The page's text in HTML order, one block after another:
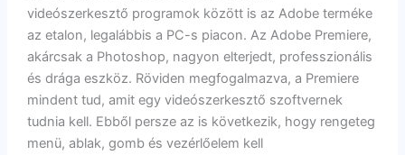
videószerkesztő programok között is az Adobe terméke
az etalon, legalábbis a PC-s piacon. Az Adobe Premiere,
akárcsak a Photoshop, nagyon elterjedt, professzionális
és drága eszköz. Röviden megfogalmazva, a Premiere
mindent tud, amit egy videószerkesztő szoftvernek
tudnia kell. Ebből persze az is következik, hogy rengeteg
menü, ablak, gomb és vezérlőelem kell